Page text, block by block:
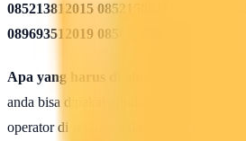
085213812015 085215082016
089693512019 08568582020
Apa yang harus dilakukan seusai
anda bisa dipakai untuk melakukan isi
operator di seluruh wilayah Indonesia,